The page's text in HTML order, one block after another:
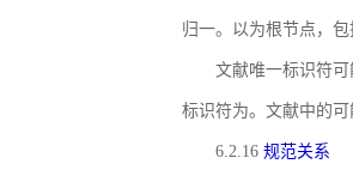
归一。以为根节点，
文献唯一标识符
标识符为。文献中的
6.2.16 规范关系